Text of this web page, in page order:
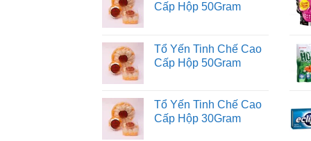
Cấp Hộp 50Gram
Tổ Yến Tinh Chế Cao
Cấp Hộp 50Gram
Tổ Yến Tinh Chế Cao
Cấp Hộp 30Gram